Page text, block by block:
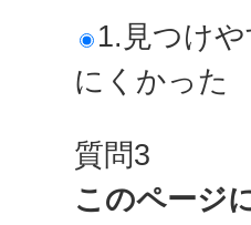
1.見つけ
にくかった
質問3
このページ